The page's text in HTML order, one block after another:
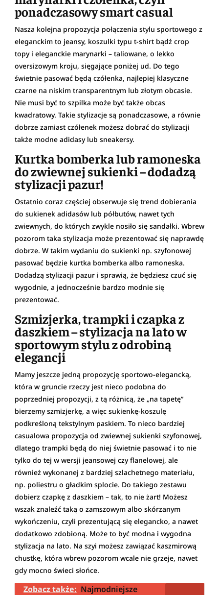
ponadczasowy smart casual
Nasza kolejna propozycja połączenia stylu sportowego z
eleganckim to jeansy, koszulki typu t-shirt bądź crop
topy i eleganckie marynarki – taliowane, o lekko
oversizowym kroju, sięgające poniżej ud. Do tego
świetnie pasować będą czółenka, najlepiej klasyczne
czarne na niskim transparentnym lub złotym obcasie.
Nie musi być to szpilka może być także obcas
kwadratowy. Takie stylizacje są ponadczasowe, a równie
dobrze zamiast czółenek możesz dobrać do stylizacji
także modne adidasy lub sneakersy.
Kurtka bomberka lub ramoneska
do zwiewnej sukienki – dodadzą
stylizacji pazur!
Ostatnio coraz częściej obserwuje się trend dobierania
do sukienek adidasów lub półbutów, nawet tych
zwiewnych, do których zwykle nosiło się sandałki. Wbrew
pozorom taka stylizacja może prezentować się naprawdę
dobrze. W takim wydaniu do sukienki np. szyfonowej
pasować będzie kurtka bomberka albo ramoneska.
Dodadzą stylizacji pazur i sprawią, że będziesz czuć się
wygodnie, a jednocześnie bardzo modnie się
prezentować.
Szmizjerka, trampki i czapka z
daszkiem – stylizacja na lato w
sportowym stylu z odrobiną
elegancji
Mamy jeszcze jedną propozycję sportowo-elegancką,
która w gruncie rzeczy jest nieco podobna do
poprzedniej propozycji, z tą różnicą, że „na tapetę”
bierzemy szmizjerkę, a więc sukienkę-koszulę
podkreśloną tekstylnym paskiem. To nieco bardziej
casualowa propozycja od zwiewnej sukienki szyfonowej,
dlatego trampki będą do niej świetnie pasować i to nie
tylko do tej w wersji jeansowej czy flanelowej, ale
również wykonanej z bardziej szlachetnego materiału,
np. poliestru o gładkim splocie. Do takiego zestawu
dobierz czapkę z daszkiem – tak, to nie żart! Możesz
wszak znaleźć taką o zamszowym albo skórzanym
wykończeniu, czyli prezentującą się elegancko, a nawet
dodatkowo zdobioną. Może to być modna i wygodna
stylizacja na lato. Na szyi możesz zawiązać kaszmirową
chustkę, która wbrew pozorom wcale nie grzeje, nawet
gdy mocno świeci słońce.
Zobacz także: Najmodniejsze